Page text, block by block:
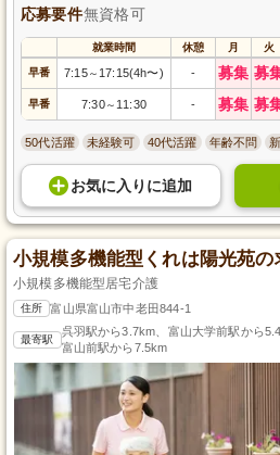
応募要件無資格可
就業時間 休憩 月 火
早番 7:15～ 17:15(4h〜) - 募集 募
早番 7:30～ 11:30 - 募集 募
50代活躍 未経験可 40代活躍 年齢不問
お気に入り に追加
小規模多機能型くれは陽光苑の
小規模多機能型居宅介護
住所 富山県富山市中老田844-1
最寄駅
呉羽駅から3.7km、富山大学前駅から
富山前駅から7.5km